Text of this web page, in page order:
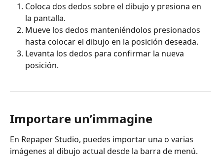
Coloca dos dedos sobre el dibujo y presiona en
la pantalla.
Mueve los dedos manteniéndolos presionados
hasta colocar el dibujo en la posición deseada.
Levanta los dedos para confirmar la nueva
posición.
Importare un’immagine
En Repaper Studio, puedes importar una o varias
imágenes al dibujo actual desde la barra de menú.